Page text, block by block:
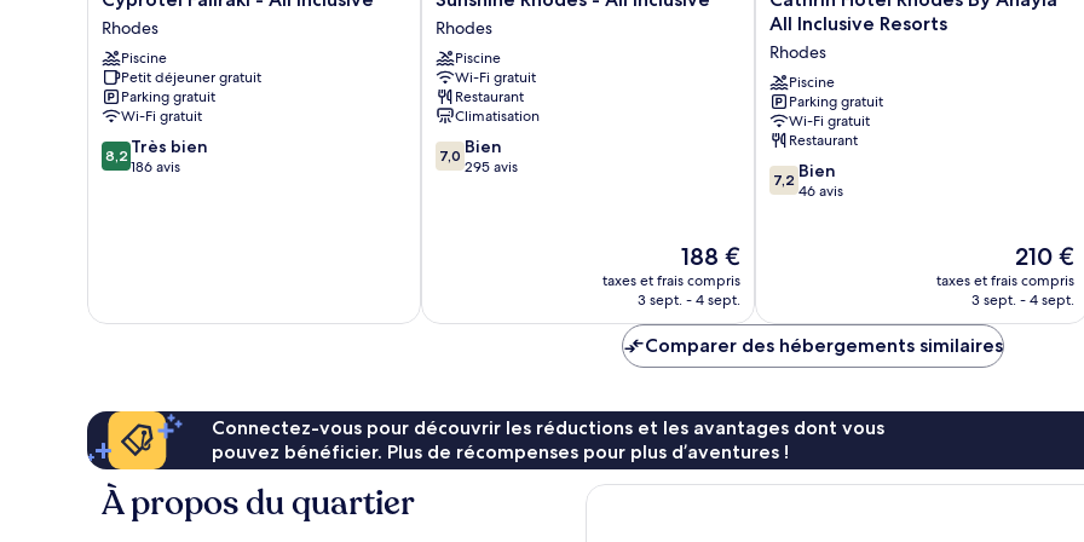
Faliraki
-
All
Inclusive
Rhodes
Rhodes
Piscine
Petit déjeuner gratuit
Parking gratuit
Wi-Fi gratuit
8.2
sur
8,2 Très bien
186 avis
Rhodes
-
All
Inclusive
Rhodes
Rhodes
Piscine
Wi-Fi gratuit
Restaurant
Climatisation
7.0
sur
7,0 Bien
295 avis
Le
nouveau
prix
de
188 €
188 €
taxes et frais compris
3 sept. - 4 sept.
Hotel
By
Anayia
All
Inclusive
Resorts
Rhodes
All Inclusive Resorts
Rhodes
Piscine
Parking gratuit
Wi-Fi gratuit
Restaurant
7.2
sur
7,2 Bien
46 avis
Le
nouveau
prix
210 €
taxes et frais compris
3 sept. - 4 sept.
Comparer des hébergements similaires
Connectez-vous pour découvrir les réductions et les avantages dont vous
pouvez bénéficier. Plus de récompenses pour plus d’aventures !
À propos du quartier